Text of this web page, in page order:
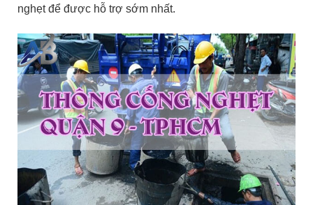
nghẹt để được hỗ trợ sớm nhất.